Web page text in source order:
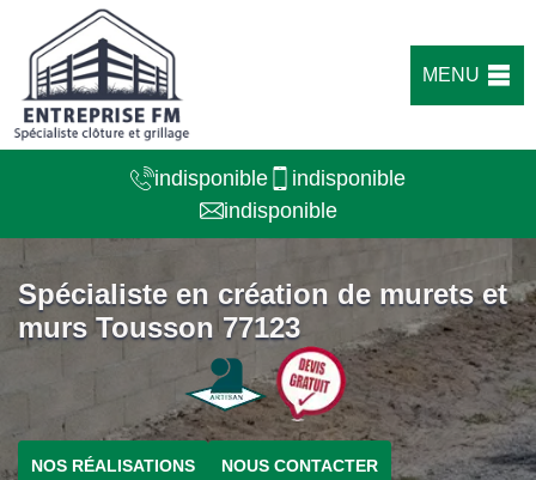
MENU
indisponible
indisponible
indisponible
Spécialiste en création de murets et
murs Tousson 77123
NOS RÉALISATIONS NOUS CONTACTER